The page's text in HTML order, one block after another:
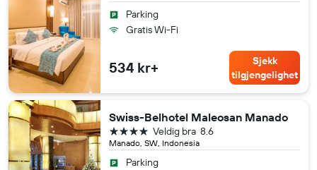
Parking
Gratis Wi-Fi
534 kr+
Sjekk
tilgjengelighet
Swiss-Belhotel Maleosan Manado
Manado, SW, Indonesia
8.6
Veldig bra
4 stjerner
Parking